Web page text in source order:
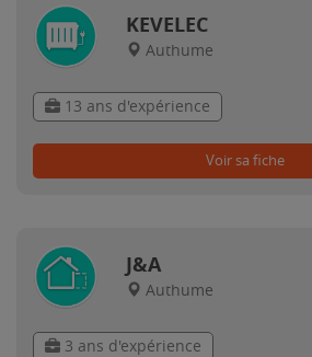
KEVELEC
Authume
13 ans d'expérience
Voir sa fiche
J&A
Authume
3 ans d'expérience